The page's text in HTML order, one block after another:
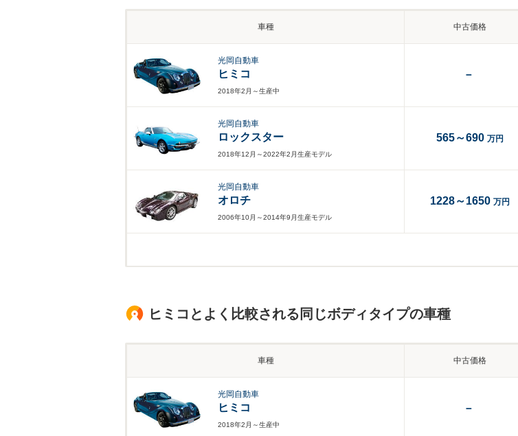
車種 中古価格
光岡自動車
ヒミコ
2018年2月～生産中
－
光岡自動車
ロックスター
2018年12月～2022年2月生産モデル
565～690 万円
光岡自動車
オロチ
2006年10月～2014年9月生産モデル
1228～1650 万円
ヒミコとよく比較される同じボディタイプの車種
車種 中古価格
光岡自動車
ヒミコ
2018年2月～生産中
－